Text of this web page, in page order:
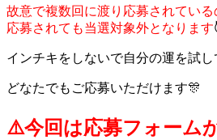
故意で複数回に渡り応募されてい
応募されても当選対象外となります
インチキをしないで自分の運を試し
どなたでもご応募いただけます🎊
⚠️今回は応募フォーム